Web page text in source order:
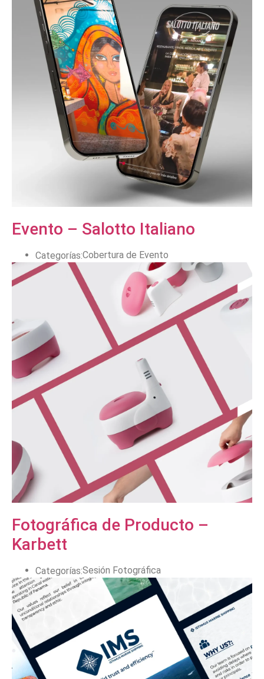
Evento – Salotto Italiano
Categorías:Cobertura de Evento
Fotográfica de Producto –
Karbett
Categorías:Sesión Fotográfica